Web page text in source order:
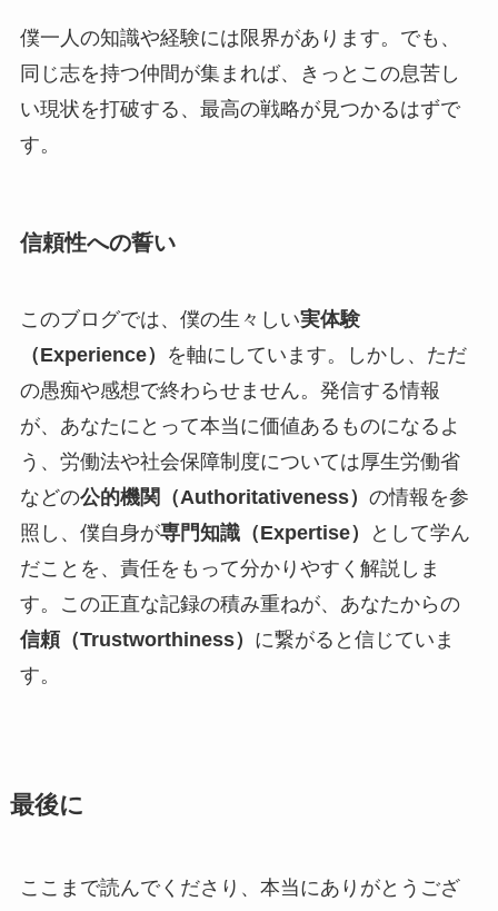
僕一人の知識や経験には限界があります。でも、
同じ志を持つ仲間が集まれば、きっとこの息苦し
い現状を打破する、最高の戦略が見つかるはずで
す。
信頼性への誓い
このブログでは、僕の生々しい実体験
（Experience）
を軸にしています。しかし、ただ
の愚痴や感想で終わらせません。発信する情報
が、あなたにとって本当に価値あるものになるよ
う、労働法や社会保障制度については厚生労働省
などの公的機関（Authoritativeness） の情報を参
照し、僕自身が専門知識（Expertise）
として学ん
だことを、責任をもって分かりやすく解説しま
す。この正直な記録の積み重ねが、あなたからの
信頼（Trustworthiness） に繋がると信じていま
す。
最後に
ここまで読んでくださり、本当にありがとうござ